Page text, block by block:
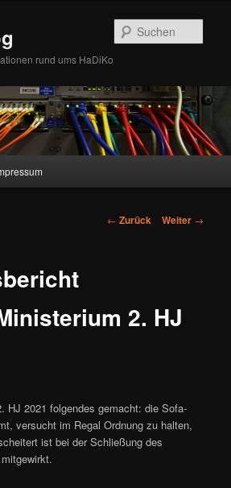
rund ums HaDiKo
Beitrags-
← Zurück Weiter →
2. HJ
HJ 2021 folgendes gemacht: die Sofa-
versucht im Regal Ordnung zu halten,
ist bei der Schließung des